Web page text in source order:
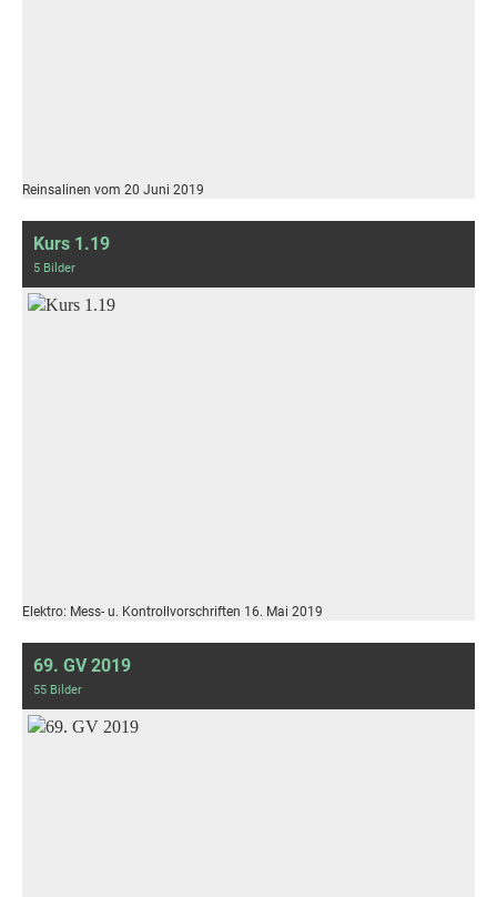
Reinsalinen vom 20 Juni 2019
Kurs 1.19
5 Bilder
Elektro: Mess- u. Kontrollvorschriften 16. Mai 2019
69. GV 2019
55 Bilder